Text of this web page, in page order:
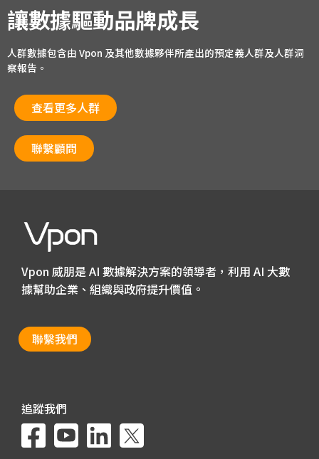
讓數據驅動品牌成長
人群數據包含由 Vpon 及其他數據夥伴所產出的預定義人群及人群洞
察報告。
查看更多人群
聯繫顧問
Vpon 威朋是 AI 數據解決方案的領導者，利用 AI 大數
據幫助企業、組織與政府提升價值。
聯繫我們
追蹤我們